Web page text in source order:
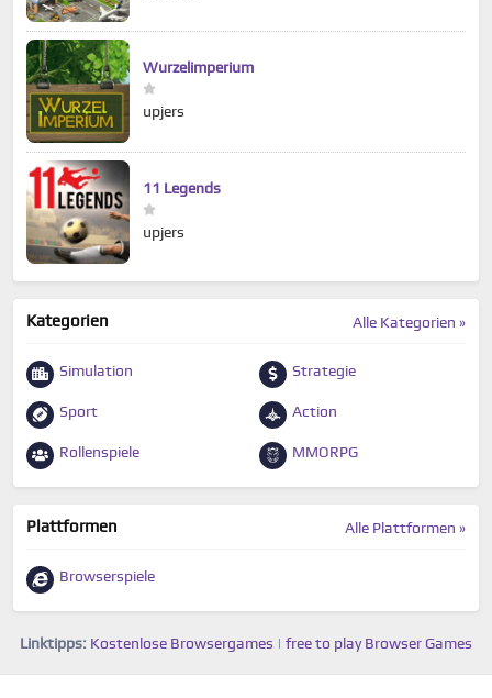
Wurzelimperium
upjers
11 Legends
upjers
Alle Kategorien »
Kategorien
Simulation Strategie
Sport Action
Rollenspiele MMORPG
Alle Plattformen »
Plattformen
Browserspiele
Linktipps: Kostenlose Browsergames free to play Browser Games